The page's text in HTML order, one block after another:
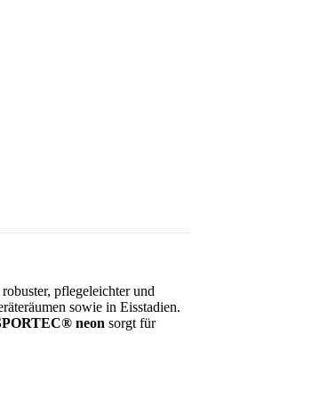
pflegeleichter und
sowie in Eisstadien.
neon sorgt für